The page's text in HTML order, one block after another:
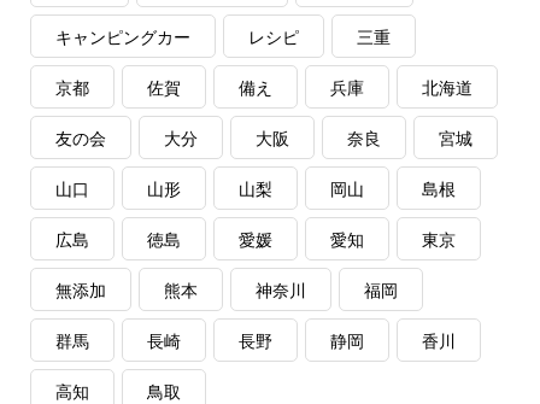
キャンピングカー レシピ 三重
京都 佐賀 備え 兵庫 北海道
友の会 大分 大阪 奈良 宮城
山口 山形 山梨 岡山 島根
広島 徳島 愛媛 愛知 東京
無添加 熊本 神奈川 福岡
群馬 長崎 長野 静岡 香川
高知 鳥取